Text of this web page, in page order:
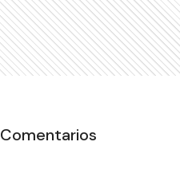
Comentarios